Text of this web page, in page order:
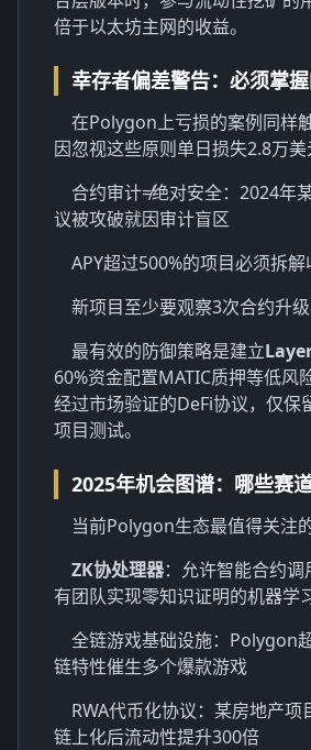
倍于以太坊主网的收益。
幸存者偏差警告：必须掌
在Polygon上亏损的案例同样
因忽视这些原则单日损失2.8万美
合约审计≠绝对安全：2024年
议被攻破就因审计盲区
APY超过500%的项目必须拆
新项目至少要观察3次合约升
最有效的防御策略是建立
60%资金配置MATIC质押等低风
经过市场验证的DeFi协议，仅保
项目测试。
2025年机会图谱：哪些赛
当前Polygon生态最值得关注
ZK协处理器：允许智能合约
有团队实现零知识证明的机器学
全链游戏基础设施：Polygon
链特性催生多个爆款游戏
RWA代币化协议：某房地产
链上化后流动性提升300倍